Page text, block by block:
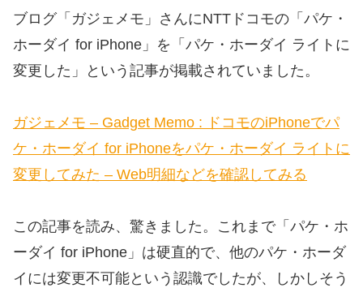
ブログ「ガジェメモ」さんにNTTドコモの「パケ・
ホーダイ for iPhone」を「パケ・ホーダイ ライトに
変更した」という記事が掲載されていました。
ガジェメモ – Gadget Memo : ドコモのiPhoneでパ
ケ・ホーダイ for iPhoneをパケ・ホーダイ ライトに
変更してみた – Web明細などを確認してみる
この記事を読み、驚きました。これまで「パケ・ホ
ーダイ for iPhone」は硬直的で、他のパケ・ホーダ
イには変更不可能という認識でしたが、しかしそう